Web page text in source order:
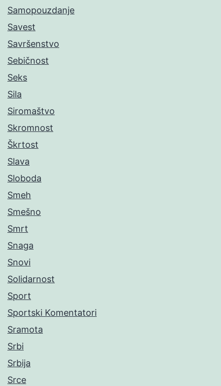
Samopouzdanje
Savest
Savršenstvo
Sebičnost
Seks
Sila
Siromaštvo
Skromnost
Škrtost
Slava
Sloboda
Smeh
Smešno
Smrt
Snaga
Snovi
Solidarnost
Sport
Sportski Komentatori
Sramota
Srbi
Srbija
Srce